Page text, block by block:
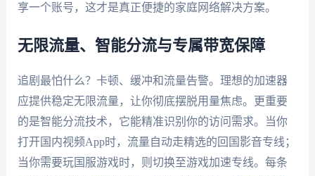
享一个账号，这才是真正便捷的家庭网络解决方案。
无限流量、智能分流与专属带宽保障
追剧最怕什么？卡顿、缓冲和流量告警。理想的加速器
应提供稳定无限流量，让你彻底摆脱用量焦虑。更重要
的是智能分流技术，它能精准识别你的访问需求。当你
打开国内视频App时，流量自动走精选的回国影音专线；
当你需要玩国服游戏时，则切换至游戏加速专线。每条